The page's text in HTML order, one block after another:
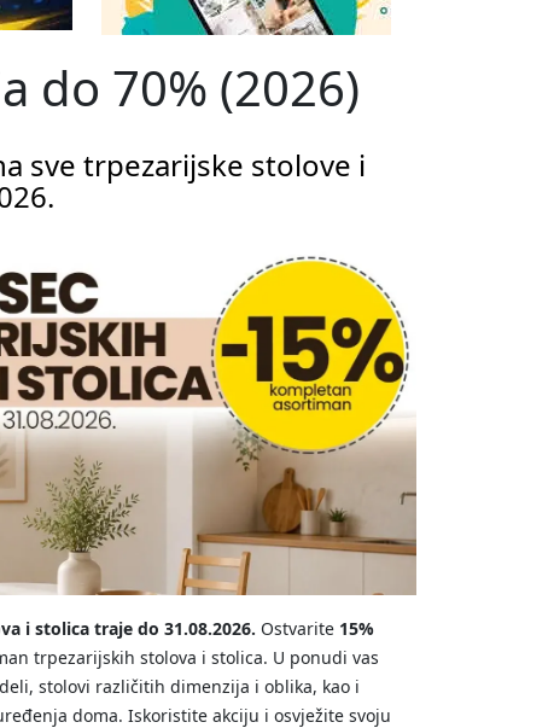
do 70% (2026)
sve trpezarijske stolove i
i stolica traje do 31.08.2026. Ostvarite 15%
trpezarijskih stolova i stolica. U ponudi vas
stolovi različitih dimenzija i oblika, kao i
doma. Iskoristite akciju i osvježite svoju